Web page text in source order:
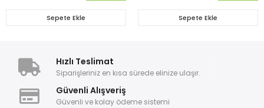
Sepete Ekle Sepete Ekle
Hızlı Teslimat
Siparişleriniz en kısa sürede elinize ulaşır.
Güvenli Alışveriş
Güvenli ve kolay ödeme sistemi